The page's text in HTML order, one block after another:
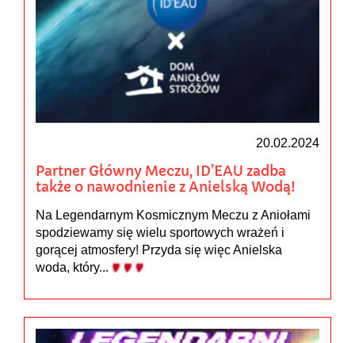
20.02.2024
Partner Główny Meczu, ID’EAU zadba
także o nawodnienie z Anielską Wodą!
Na Legendarnym Kosmicznym Meczu z Aniołami
spodziewamy się wielu sportowych wrażeń i
gorącej atmosfery! Przyda się więc Anielska
woda, który...